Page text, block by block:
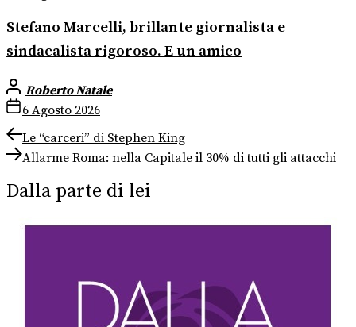
Stefano Marcelli, brillante giornalista e
sindacalista rigoroso. E un amico
Roberto Natale
6 Agosto 2026
Navigazione
articoli
Previous
post:
Le “carceri” di Stephen King
Next
post:
Allarme Roma: nella Capitale il 30% di tutti gli attacchi
Dalla parte di lei